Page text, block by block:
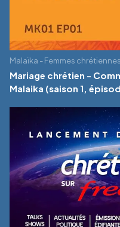
Malaïka - Femmes chrétiennes
Mariage chrétien -
Malaika (saison 1,